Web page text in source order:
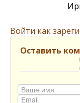
Войти как
Оставить